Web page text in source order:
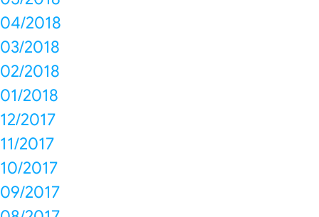
04/2018
03/2018
02/2018
01/2018
12/2017
11/2017
10/2017
09/2017